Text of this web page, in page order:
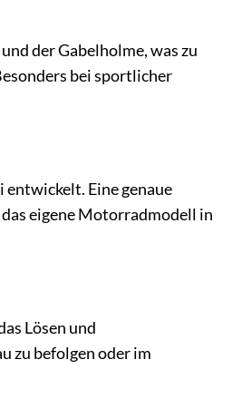
der Gabelholme, was zu
bei sportlicher
Eine genaue
eigene Motorradmodell in
Lösen und
zu befolgen oder im